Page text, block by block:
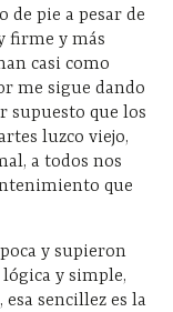
pie a pesar de
firme y más
casi como
me sigue dando
supuesto que los
luzco viejo,
a todos nos
que
y supieron
y simple,
sencillez es la